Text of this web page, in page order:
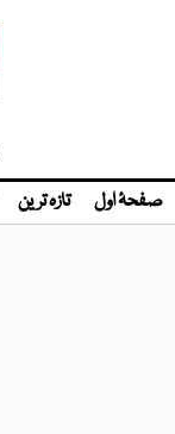
صفحۂ اول تازہ ترین